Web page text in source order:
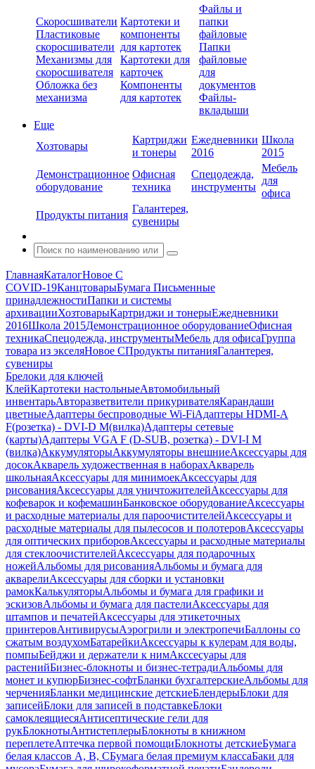
Скоросшиватели
Пластиковые
скоросшиватели
Механизмы для
скоросшивателя
Обложка без
механизма
Картотеки и
компоненты
для картотек
Картотеки для
карточек
Компоненты
для картотек
Файлы и
папки
файловые
Папки
файловые
для
документов
Файлы-
вкладыши
Еще
Хозтовары
Картриджи
и тонеры
Ежедневники
2016
Школа
2015
Демонстрационное
оборудование
Офисная
техника
Спецодежда,
инструменты
Мебель
для
офиса
Продукты питания
Галантерея,
сувениры
ГлавнаяКаталогНовое С
COVID-19КанцтоварыБумага Письменные
принадлежностиПапки и системы
архивацииХозтоварыКартриджи и тонерыЕжедневники
2016Школа 2015Демонстрационное оборудованиеОфисная
техникаСпецодежда, инструментыМебель для офисаГруппа
товара из экселяНовое СПродукты питанияГалантерея,
сувениры
Брелоки для ключей
КлейКартотеки настольныеАвтомобильный
инвентарьАвторазветвители прикуривателяКарандаши
цветныеАдаптеры беспроводные Wi-FiАдаптеры HDMI-A
F(розетка) - DVI-D M(вилка)Адаптеры сетевые
(карты)Адаптеры VGA F (D-SUB, розетка) - DVI-I M
(вилка)АккумуляторыАккумуляторы внешниеАксессуары для
досокАкварель художественная в наборахАкварель
школьнаяАксессуары для минимоекАксессуары для
рисованияАксессуары для уничтожителейАксессуары для
кофеварок и кофемашинБанковское оборудованиеАксессуары
и расходные материалы для пароочистителейАксессуары и
расходные материалы для пылесосов и полотеровАксессуары
для оптических приборовАксессуары и расходные материалы
для стеклоочистителейАксессуары для подарочных
ножейАльбомы для рисованияАльбомы и бумага для
акварелиАксессуары для сборки и установки
рамокКалькуляторыАльбомы и бумага для графики и
эскизовАльбомы и бумага для пастелиАксессуары для
штампов и печатейАксессуары для этикеточных
принтеровАнтивирусыАэрогрили и электропечиБаллоны со
сжатым воздухомБатарейкиАксессуары к кулерам для воды,
помпыБейджи и держатели к нимАкссесуары для
растенийБизнес-блокноты и бизнес-тетрадиАльбомы для
монет и купюрБизнес-софтБланки бухгалтерскиеАльбомы для
черченияБланки медицинские детскиеБлендерыБлоки для
записейБлоки для записей в подставкеБлоки
самоклеящиесяАнтисептические гели для
рукБлокнотыАнтистеплерыБлокноты в книжном
переплетеАптечка первой помощиБлокноты детскиеБумага
белая классов А, В, СБумага белая премиум классаБаки для